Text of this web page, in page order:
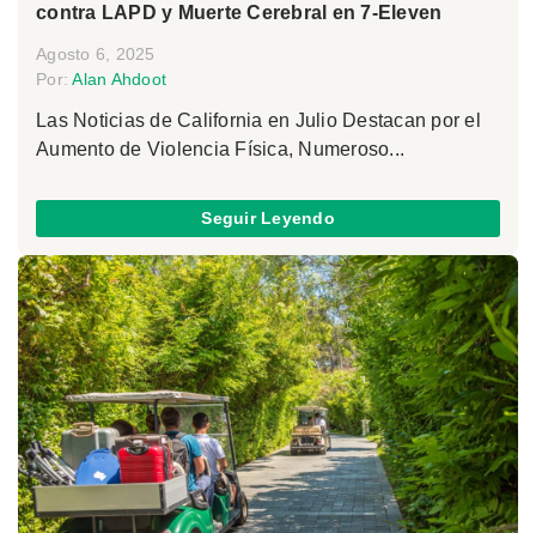
contra LAPD y Muerte Cerebral en 7-Eleven
Agosto 6, 2025
Por:Alan Ahdoot
Las Noticias de California en Julio Destacan por el
Aumento de Violencia Física, Numeroso...
Seguir Leyendo